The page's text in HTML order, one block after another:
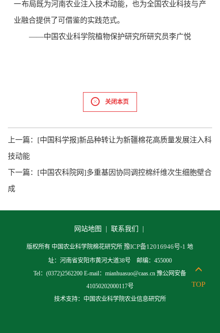
一布局既为河南农业注入技术动能，也为全国农业科技与产
业融合提供了可借鉴的实践范式。
——中国农业科学院植物保护研究所研究员李广悦
关闭本页
上一篇： [中国科学报]新品种转让为新疆棉花高质量发展注入科
技动能
下一篇： [中国农科院网]多重基因协同调控棉纤维次生细胞壁合
成
网站地图 | 联系我们 |
版权所有 中国农业科学院棉花研究所豫ICP备12016946号-1 地
址：河南省安阳市黄河大道38号 邮编：455000
Tel：(0372)2562200 E-mail：mianhuasuo@caas.cn 豫公网安备
41050202000117号
技术支持：中国农业科学院农业信息研究所
TOP